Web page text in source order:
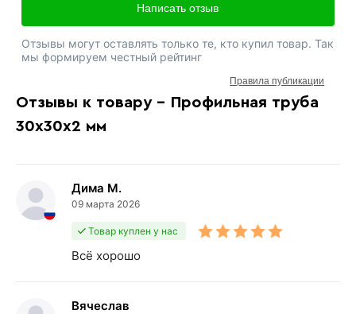
Отзывы к товару - Профильная труба
30х30х2 мм
Дима М.
09 марта 2026
Товар куплен у нас
Всё хорошо
Вячеслав
Написать отзыв
Отзывы могут оставлять только те, кто купил товар. Так
мы формируем честный рейтинг
Правила публикации